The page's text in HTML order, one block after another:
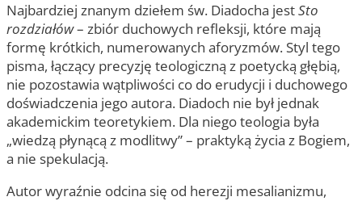
Najbardziej znanym dziełem św. Diadocha jestSto
rozdziałów– zbiór duchowych refleksji, które mają
formę krótkich, numerowanych aforyzmów. Styl tego
pisma, łączący precyzję teologiczną z poetycką głębią,
nie pozostawia wątpliwości co do erudycji i duchowego
doświadczenia jego autora. Diadoch nie był jednak
akademickim teoretykiem. Dla niego teologia była
„wiedzą płynącą z modlitwy” – praktyką życia z Bogiem,
a nie spekulacją.
Autor wyraźnie odcina się od herezji mesalianizmu,